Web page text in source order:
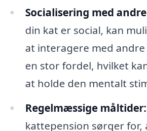
Socialisering med
din kat er social, kan
at interagere med
en stor fordel, hvilket
at holde den mentalt
Regelmæssige måltider:
kattepension sørger for,